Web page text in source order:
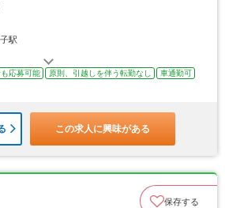
駅
応募可能 原則、引越しを伴う転勤なし
車通勤可
この求人に興味がある
保存する